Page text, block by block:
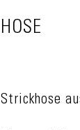
HOSE
Strickhose